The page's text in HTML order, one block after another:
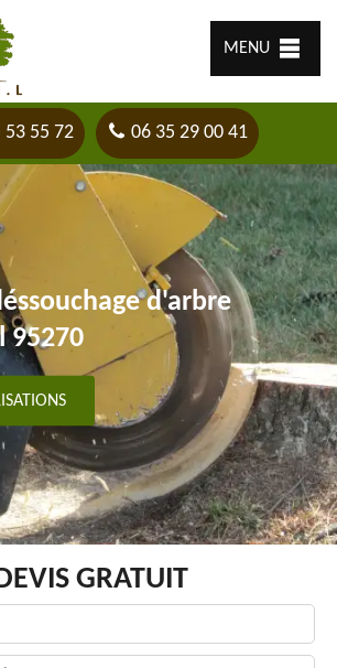
MENU
53 55 72 06 35 29 00 41
d'arbre
95270
GRATUIT